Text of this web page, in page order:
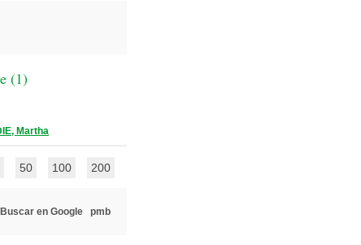
(1)
Martha
50 100 200
Buscar en Google pmb